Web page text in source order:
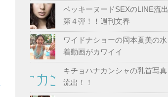
ベッキーヌードSEXのLINE流出
第４弾！！週刊文春
ワイドナショーの岡本夏美の水
着動画がカワイイ
キチョハナカンシャの乳首写真
流出！！